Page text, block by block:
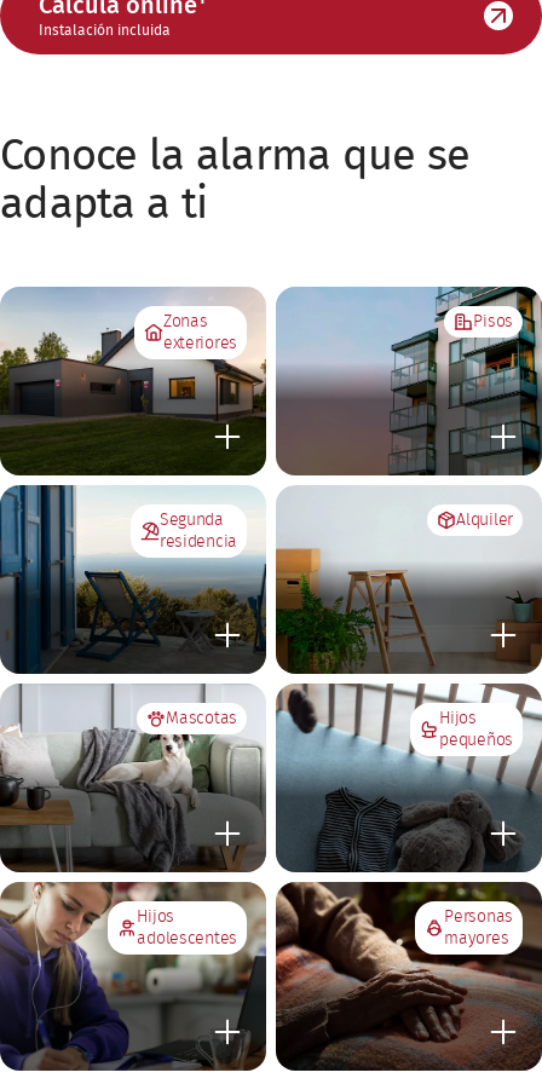
Calcula online
Instalación incluida
Conoce la alarma que se
adapta a ti
Zonas
exteriores
Pisos
Segunda
residencia
Alquiler
Mascotas
Hijos
pequeños
Hijos
adolescentes
Personas
mayores